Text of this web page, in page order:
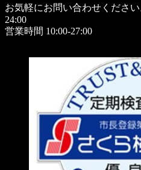
お気軽にお問い合わせください
24:00
営業時間 10:00-27:00